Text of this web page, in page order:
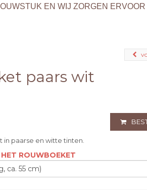
EN WIJ ZORGEN
paars wit
in paarse en witte tinten.
ROUWBOEKET